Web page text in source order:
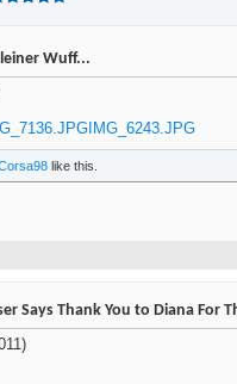
Wuff...
IMG_6243.JPG
like this.
Says Thank You to Diana For